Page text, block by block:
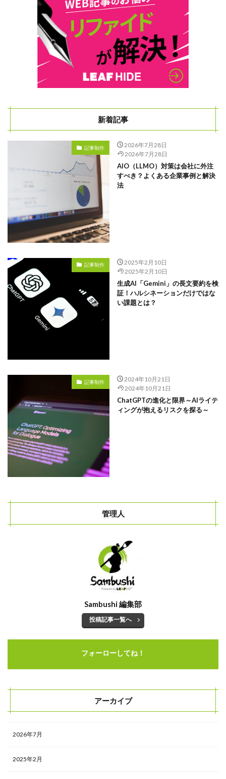
新着記事
記事制作
2026年7月28日
2026年7月28日
AIO（LLMO）対策は会社に外注
すべき？よくある企業事例と解決
法
記事制作
2025年2月10日
2025年2月10日
生成AI「Gemini」の長文要約を検
証！ハルシネーションだけではな
い課題とは？
記事制作
2024年10月21日
2024年10月21日
ChatGPTの進化と限界～AIライテ
ィングが抱えるリスクを探る～
管理人
Sambushi 編集部
投稿記事一覧へ
フォーローしてね！
アーカイブ
2026年7月
2025年2月